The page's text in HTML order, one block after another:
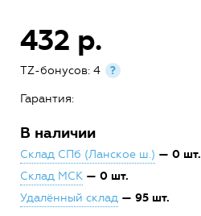
432 р.
TZ-бонусов: 4 ?
Гарантия:
В наличии
Склад СПб (Ланское ш.) — 0 шт.
Склад МСК — 0 шт.
Удалённый склад — 95 шт.